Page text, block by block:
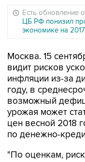
Есть обновление
ЦБ РФ понизил
экономике на
Москва. 15
видит рисков
инфляции из-за
году, в
возможный
урожая может
цен весной 2018
по денежно-
"По оценкам,